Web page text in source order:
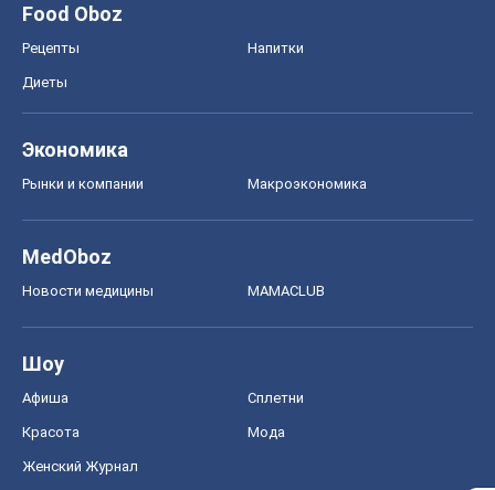
Food Oboz
Рецепты Напитки
Диеты
Экономика
Рынки и компании Mакроэкономика
MedOboz
Новости медицины MAMACLUB
Шоу
Афиша Сплетни
Красота Мода
Женский Журнал